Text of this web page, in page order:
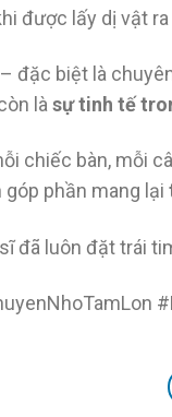
được lấy dị vật
đặc biệt là
là sự tinh tế
chiếc bàn, mỗi
góp phần mang lại
đã luôn đặt trái